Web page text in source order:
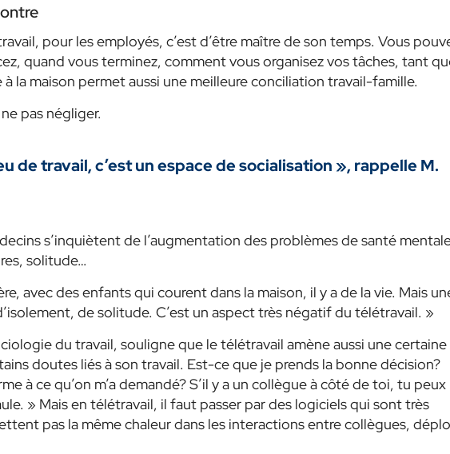
pour les employés, c’est d’être maître de son temps. Vous
quand vous terminez, commentvous organisez vos tâches, tant
à la maison permet aussi une meilleure conciliation travail-famille.
pas négliger.
de travail, c’est un espace de socialisation », rappelle M.
s’inquiètent de l’augmentation des problèmes de santé
solitude…
avec des enfants qui courent dans la maison, il y a de la vie. Mais
de solitude. C’est un aspect très négatif du télétravail. »
du travail, souligne que le télétravail amène aussi une certaine
doutes liés à son travail. Est-ce que je prends la bonne décision?
à ce qu’on m’a demandé? S’il y a un collègue à côté de toi, tu peux
» Mais en télétravail, il faut passer par des logiciels qui sont très
pas la même chaleur dans les interactions entre collègues,